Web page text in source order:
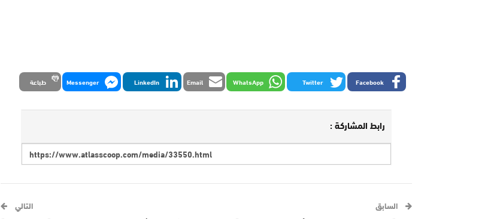
Facebook
Twitter
WhatsApp
Email
LinkedIn
Messenger طباعة
رابط المشاركة :
السابق التالي